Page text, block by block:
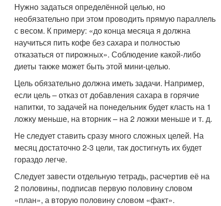
Нужно задаться определённой целью, но
необязательно при этом проводить прямую параллель
с весом. К примеру: «до конца месяца я должна
научиться пить кофе без сахара и полностью
отказаться от пирожных». Соблюдение какой-либо
диеты также может быть этой мини-целью.
Цель обязательно должна иметь задачи. Например,
если цель – отказ от добавления сахара в горячие
напитки, то задачей на понедельник будет класть на 1
ложку меньше, на вторник – на 2 ложки меньше и т. д.
Не следует ставить сразу много сложных целей. На
месяц достаточно 2-3 цели, так достигнуть их будет
гораздо легче.
Следует завести отдельную тетрадь, расчертив её на
2 половины, подписав первую половину словом
«план», а вторую половину словом «факт».